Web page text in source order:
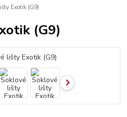
Exotik (G9)
(G9)